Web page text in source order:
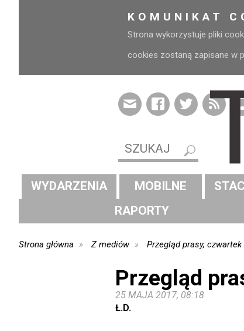
KOMUNIKAT
Strona wykorzystuje pliki
cookies zostaną zapisane w
WYDARZENIA MOBILNE
RAPORTY
Strona główna Z mediów Przegląd prasy, czwartek
Przegląd
25 MAJA 2017, 08:18
Ł.D.